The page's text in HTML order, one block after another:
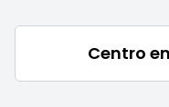
Centro